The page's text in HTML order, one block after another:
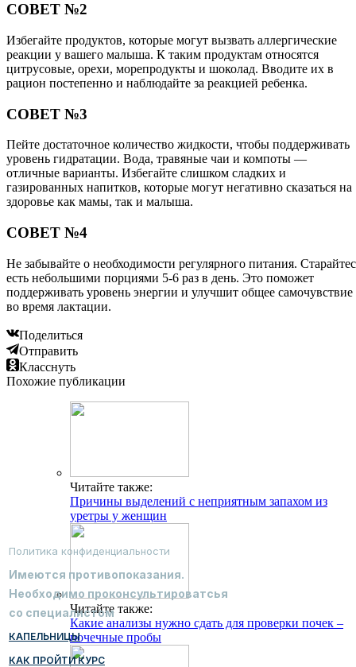
СОВЕТ №2
Избегайте продуктов, которые могут вызвать аллергические
реакции у вашего малыша. К таким продуктам относятся
цитрусовые, орехи, морепродукты и шоколад. Вводите их в
рацион постепенно и наблюдайте за реакцией ребенка.
СОВЕТ №3
Пейте достаточное количество жидкости, чтобы поддерживать
уровень гидратации. Вода, травяные чаи и компоты —
отличные варианты. Избегайте слишком сладких и
газированных напитков, которые могут негативно сказаться на
здоровье как мамы, так и малыша.
СОВЕТ №4
Не забывайте о необходимости регулярного питания.
есть небольшими порциями 5-6 раз в день. Это поможет
поддерживать уровень энергии и улучшит общее самочувствие
во время лактации.
Поделиться
Отправить
Класснуть
Похожие публикации
Читайте также:
Причины выделений с неприятным запахом из
уретры у женщин
Читайте также:
Какие анализы нужно сдать для проверки почек –
почечные пробы
Политика конфиденциальности
Имеются противопоказания.
Необходимо проконсультироватсья
со специалистом
КАПЕЛЬНИЦЫ
КАК ПРОЙТИ КУРС